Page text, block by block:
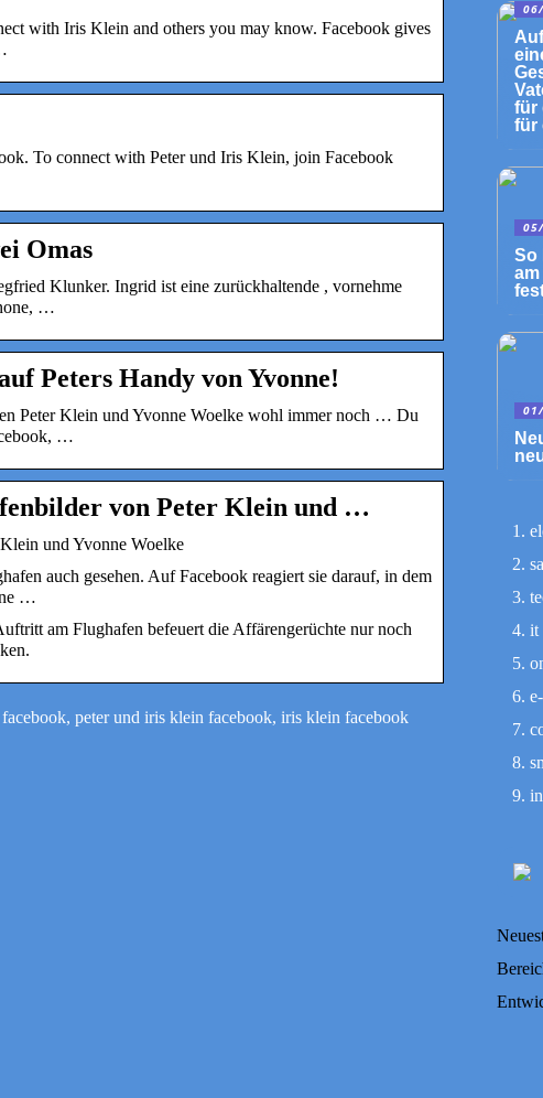
with Iris Klein and others you may know. Facebook gives
To connect with Peter und Iris Klein, join Facebook
Omas
Klunker. Ingrid ist eine zurückhaltende , vornehme
…
Peters Handy von Yvonne!
Peter Klein und Yvonne Woelke wohl immer noch … Du
…
von Peter Klein und …
und Yvonne Woelke
auch gesehen. Auf Facebook reagiert sie darauf, in dem
…
am Flughafen befeuert die Affärengerüchte nur noch
peter und iris klein facebook, iris klein facebook
für
für
So
it